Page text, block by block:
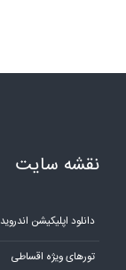
نقشه سایت
دانلود اپلیکیشن اندروید
تورهای ویژه اقساطی